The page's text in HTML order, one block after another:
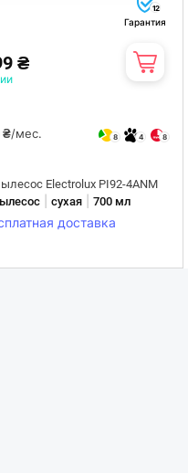
12
Гарантия
₴
₴/мес. 8 4 8
Electrolux PI92-4ANM
сухая 700 мл
доставка